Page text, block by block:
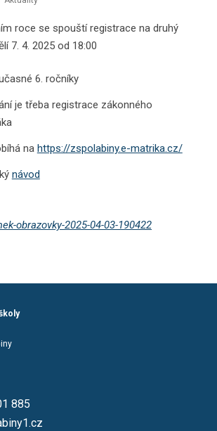
roce se spouští registrace na druhý
7. 4. 2025 od 18:00
6. ročníky
je třeba registrace zákonného
na https://zspolabiny.e-matrika.cz/
návod
885